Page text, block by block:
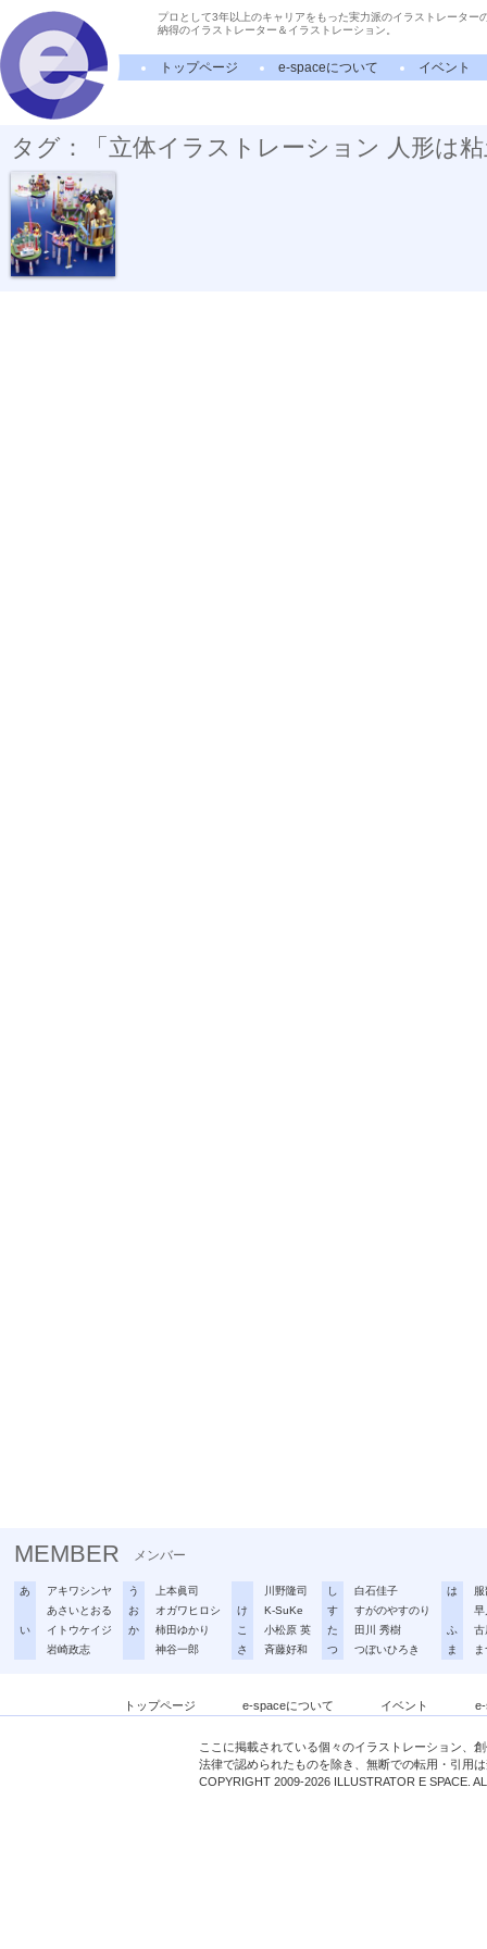
プロとして3年以上のキャリアをもった実力派のイラストレーター
納得のイラストレーター＆イラストレーション。
トップページ e-spaceについて イベント
タグ：「立体イラストレーション 人形は
エスカ 遠隔...
MEMBER メンバー
あ
アキワシンヤ
あさいとおる
い
イトウケイジ
岩崎政志
う
上本眞司
お
オガワヒロシ
か
柿田ゆかり
神谷一郎
川野隆司
け
K-SuKe
こ
小松原 英
さ
斉藤好和
し
白石佳子
す
すがのやすのり
た
田川 秀樹
つ
つぼいひろき
は
早
ふ
古
ま
トップページ e-spaceについて イベント
ここに掲載されている個々のイラストレーション、
法律で認められたものを除き、無断での転用・引用
COPYRIGHT 2009-2026 ILLUSTRATOR E SPACE.